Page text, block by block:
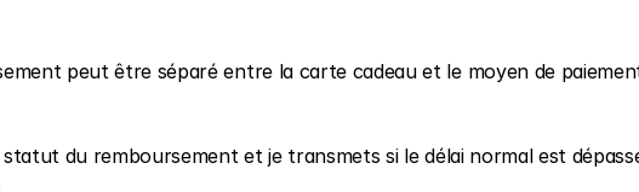
peut être séparé entre la carte cadeau et le moyen de
du remboursement et je transmets si le délai normal est